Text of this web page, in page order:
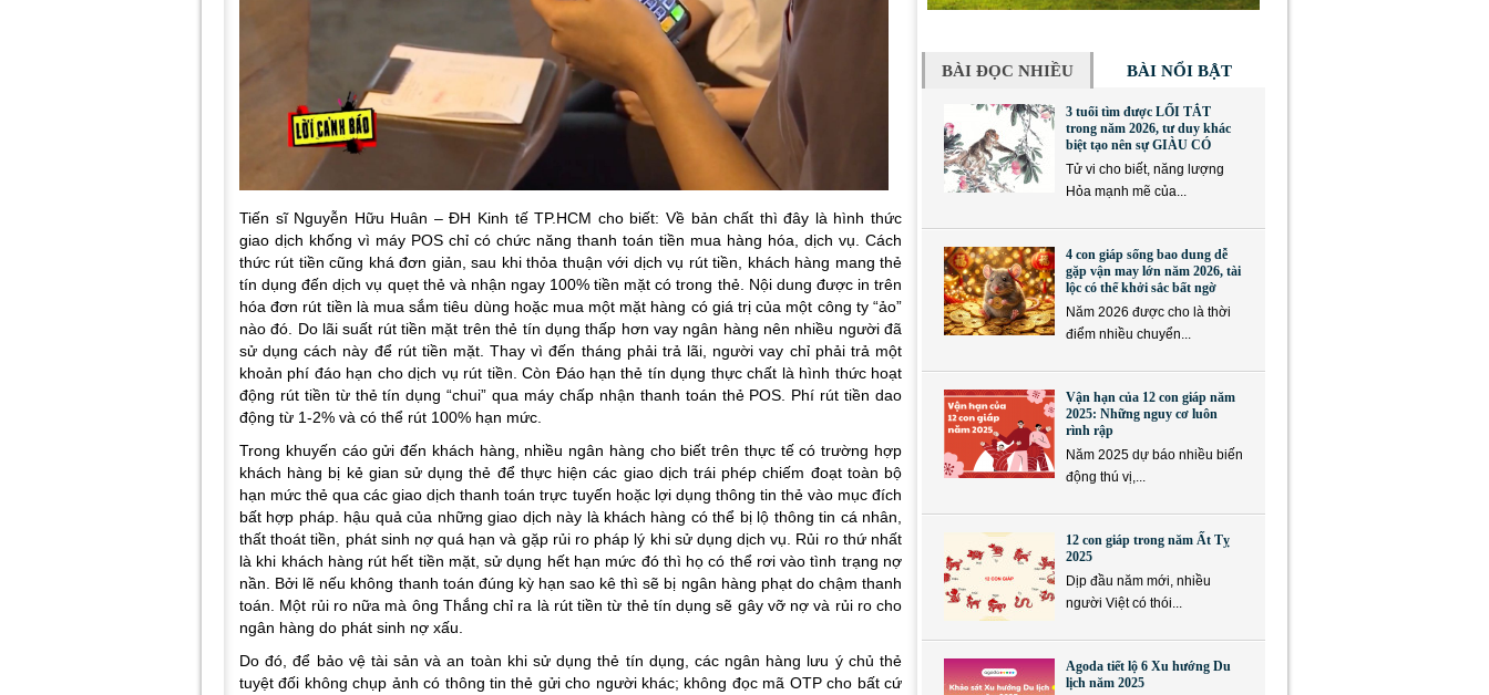
Tiến sĩ Nguyễn Hữu Huân – ĐH Kinh tế TP.HCM cho biết: Về bản chất thì đây là hình thức
giao dịch khống vì máy POS chỉ có chức năng thanh toán tiền mua hàng hóa, dịch vụ. Cách
thức rút tiền cũng khá đơn giản, sau khi thỏa thuận với dịch vụ rút tiền, khách hàng mang thẻ
tín dụng đến dịch vụ quẹt thẻ và nhận ngay 100% tiền mặt có trong thẻ. Nội dung được in trên
hóa đơn rút tiền là mua sắm tiêu dùng hoặc mua một mặt hàng có giá trị của một công ty “ảo”
nào đó. Do lãi suất rút tiền mặt trên thẻ tín dụng thấp hơn vay ngân hàng nên nhiều người đã
sử dụng cách này để rút tiền mặt. Thay vì đến tháng phải trả lãi, người vay chỉ phải trả một
khoản phí đáo hạn cho dịch vụ rút tiền. Còn Đáo hạn thẻ tín dụng thực chất là hình thức hoạt
động rút tiền từ thẻ tín dụng “chui” qua máy chấp nhận thanh toán thẻ POS. Phí rút tiền dao
động từ 1-2% và có thể rút 100% hạn mức.
Trong khuyến cáo gửi đến khách hàng, nhiều ngân hàng cho biết trên thực tế có trường hợp
khách hàng bị kẻ gian sử dụng thẻ để thực hiện các giao dịch trái phép chiếm đoạt toàn bộ
hạn mức thẻ qua các giao dịch thanh toán trực tuyến hoặc lợi dụng thông tin thẻ vào mục đích
bất hợp pháp. hậu quả của những giao dịch này là khách hàng có thể bị lộ thông tin cá nhân,
thất thoát tiền, phát sinh nợ quá hạn và gặp rủi ro pháp lý khi sử dụng dịch vụ. Rủi ro thứ nhất
là khi khách hàng rút hết tiền mặt, sử dụng hết hạn mức đó thì họ có thể rơi vào tình trạng nợ
nần. Bởi lẽ nếu không thanh toán đúng kỳ hạn sao kê thì sẽ bị ngân hàng phạt do chậm thanh
toán. Một rủi ro nữa mà ông Thắng chỉ ra là rút tiền từ thẻ tín dụng sẽ gây vỡ nợ và rủi ro cho
ngân hàng do phát sinh nợ xấu.
Do đó, để bảo vệ tài sản và an toàn khi sử dụng thẻ tín dụng, các ngân hàng lưu ý chủ thẻ
tuyệt đối không chụp ảnh có thông tin thẻ gửi cho người khác; không đọc mã OTP cho bất cứ
BÀI ĐỌC NHIỀU BÀI NỔI BẬT
3 tuổi tìm được LỐI TẮT
trong năm 2026, tư duy khác
biệt tạo nên sự GIÀU CÓ
Tử vi cho biết, năng lượng
Hỏa mạnh mẽ của...
4 con giáp sống bao dung dễ
gặp vận may lớn năm 2026, tài
lộc có thể khởi sắc bất ngờ
Năm 2026 được cho là thời
điểm nhiều chuyển...
Vận hạn của 12 con giáp năm
2025: Những nguy cơ luôn
rình rập
Năm 2025 dự báo nhiều biến
động thú vị,...
12 con giáp trong năm Ất Tỵ
2025
Dịp đầu năm mới, nhiều
người Việt có thói...
Agoda tiết lộ 6 Xu hướng Du
lịch năm 2025